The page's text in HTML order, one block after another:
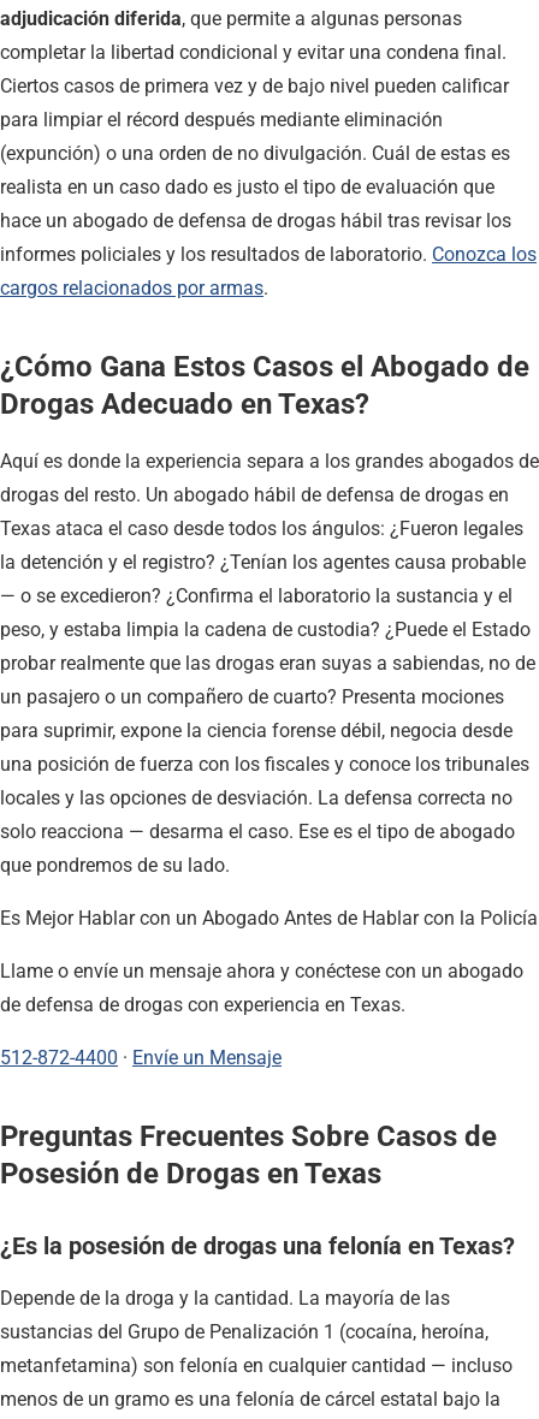
adjudicación diferida, que permite a algunas personas
completar la libertad condicional y evitar una condena final.
Ciertos casos de primera vez y de bajo nivel pueden calificar
para limpiar el récord después mediante eliminación
(expunción) o una orden de no divulgación. Cuál de estas es
realista en un caso dado es justo el tipo de evaluación que
hace un abogado de defensa de drogas hábil tras revisar los
informes policiales y los resultados de laboratorio. Conozca los
cargos relacionados por armas.
¿Cómo Gana Estos Casos el Abogado de
Drogas Adecuado en Texas?
Aquí es donde la experiencia separa a los grandes abogados de
drogas del resto. Un abogado hábil de defensa de drogas en
Texas ataca el caso desde todos los ángulos: ¿Fueron legales
la detención y el registro? ¿Tenían los agentes causa probable
— o se excedieron? ¿Confirma el laboratorio la sustancia y el
peso, y estaba limpia la cadena de custodia? ¿Puede el Estado
probar realmente que las drogas eran suyas a sabiendas, no de
un pasajero o un compañero de cuarto? Presenta mociones
para suprimir, expone la ciencia forense débil, negocia desde
una posición de fuerza con los fiscales y conoce los tribunales
locales y las opciones de desviación. La defensa correcta no
solo reacciona — desarma el caso. Ese es el tipo de abogado
que pondremos de su lado.
Es Mejor Hablar con un Abogado Antes de Hablar con la Policía
Llame o envíe un mensaje ahora y conéctese con un abogado
de defensa de drogas con experiencia en Texas.
512-872-4400 · Envíe un Mensaje
Preguntas Frecuentes Sobre Casos de
Posesión de Drogas en Texas
¿Es la posesión de drogas una felonía en Texas?
Depende de la droga y la cantidad. La mayoría de las
sustancias del Grupo de Penalización 1 (cocaína, heroína,
metanfetamina) son felonía en cualquier cantidad — incluso
menos de un gramo es una felonía de cárcel estatal bajo la